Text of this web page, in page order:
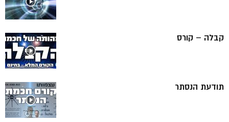
קבלה – קורס
תודעת הנסתר